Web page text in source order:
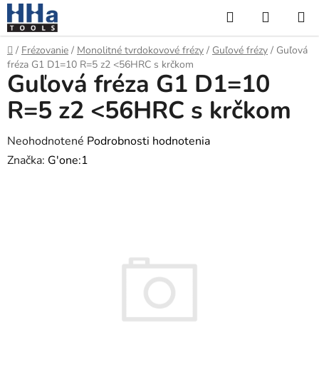
Prejsť
na
obsah
Hľadať
KOŠÍK
Domov
/ Frézovanie / Monolitné tvrdokovové frézy / Guľové frézy / Guľová
fréza G1 D1=10 R=5 z2 <56HRC s krčkom
Guľová fréza G1 D1=10
R=5 z2 <56HRC s krčkom
Priemerné
hodnotenie
Neohodnotené Podrobnosti hodnotenia
Značka: G'one:1